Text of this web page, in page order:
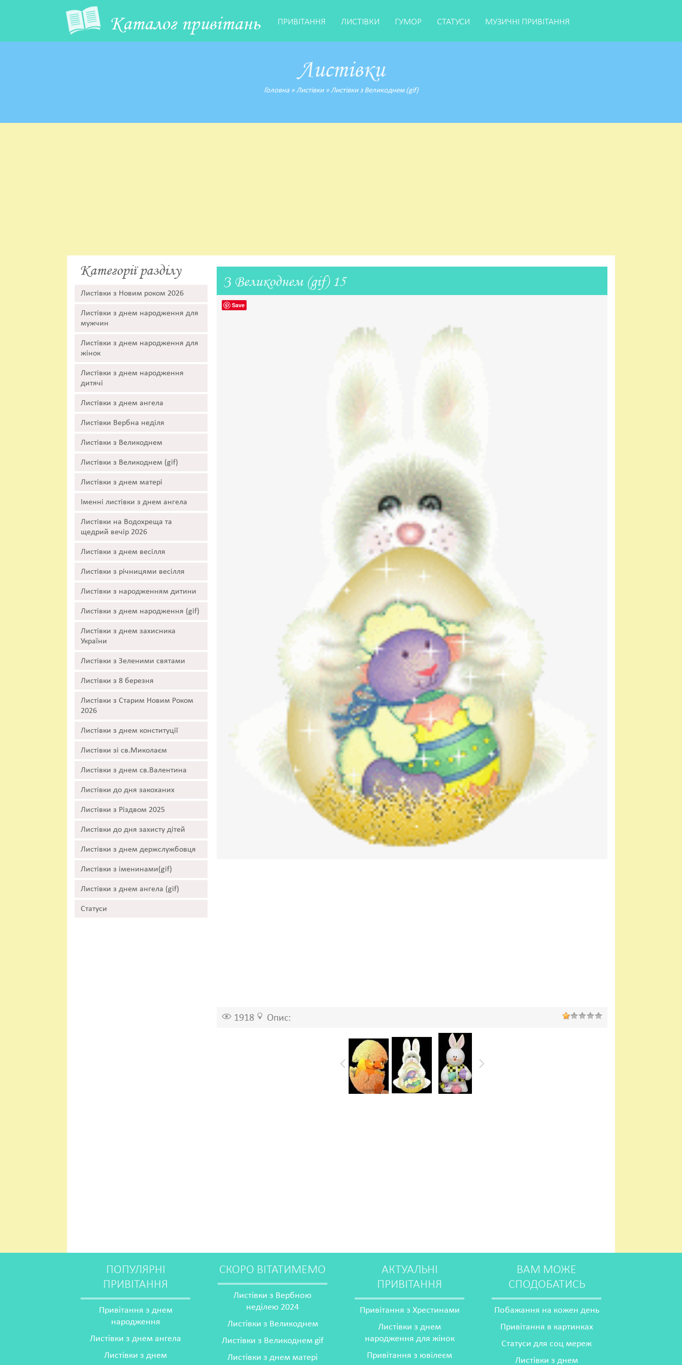
Каталог привітань ПРИВІТАННЯ ЛИСТІВКИ ГУМОР СТАТУСИ МУЗИЧНІ ПРИВІТАННЯ
Листівки
Головна» Листівки» Листівки з Великоднем (gif)
Категорії разділу
Листівки з Новим роком 2026
Листівки з днем народження для
мужчин
Листівки з днем народження для
жінок
Листівки з днем народження
дитячі
Листівки з днем ангела
Листівки Вербна неділя
Листівки з Великоднем
Листівки з Великоднем (gif)
Листівки з днем матері
Іменні листівки з днем ангела
Листівки на Водохреща та
щедрий вечір 2026
Листівки з днем весілля
Листівки з річницями весілля
Листівки з народженням дитини
Листівки з днем народження (gif)
Листівки з днем захисника
України
Листівки з Зеленими святами
Листівки з 8 березня
Листівки з Старим Новим Роком
2026
Листівки з днем конституції
Листівки зі св.Миколаєм
Листівки з днем св.Валентина
Листівки до дня закоханих
Листівки з Різдвом 2025
Листівки до дня захисту дітей
Листівки з днем держслужбовця
Листівки з іменинами(gif)
Листівки з днем ангела (gif)
Статуси
З Великоднем (gif) 15
Save
1918 Опис:
ПОПУЛЯРНІ
ПРИВІТАННЯ
Привітання з днем
народження
Листівки з днем ангела
Листівки з днем
СКОРО ВІТАТИМЕМО
Листівки з Вербною
неділею 2024
Листівки з Великоднем
Листівки з Великоднем gif
Листівки з днем матері
АКТУАЛЬНІ
ПРИВІТАННЯ
Привітання з Хрестинами
Листівки з днем
народження для жінок
Привітання з ювілеєм
ВАМ МОЖЕ
СПОДОБАТИСЬ
Побажання на кожен день
Привітання в картинках
Статуси для соц мереж
Листівки з днем